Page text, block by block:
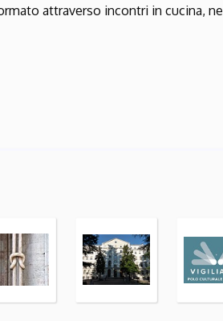
attraverso incontri in cucina, ne